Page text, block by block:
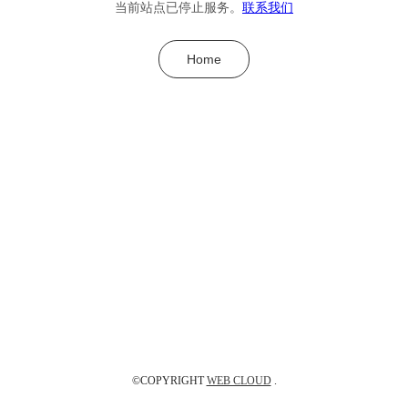
当前站点已停止服务。 联系我们
Home
©COPYRIGHTWEB CLOUD.